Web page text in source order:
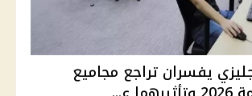
يفسران تراجع مجاميع